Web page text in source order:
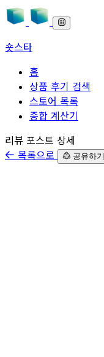
숏스타
홈
상품 후기 검색
스토어 목록
종합 계산기
본문으로 바로가기
리뷰 포스트 상세
목록으로
공유하기